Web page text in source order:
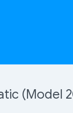
(Model